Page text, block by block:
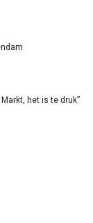
het is te druk”